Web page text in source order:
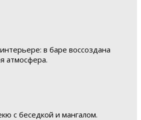
в баре воссоздана
атмосфера.
с беседкой и мангалом.